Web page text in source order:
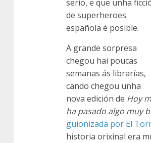
serio, e que unha
de superheroes
española é posible.
A grande sorpresa
chegou hai poucas
semanas ás librarías,
cando chegou unha
nova edición de Hoy
ha pasado algo muy
guionizada por El
historia orixinal era